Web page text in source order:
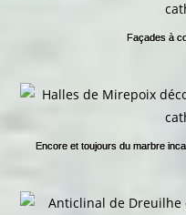
Façades à
Encore et toujours du marbre